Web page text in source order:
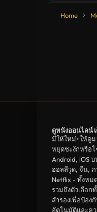
Home
ดูหนังออนไลน์
มีให้ใหม่ๆให้ดูม
หยุดชะงักหรือ
Android, iOS
ฮอลลีวูด, จีน,
Netflix - ทั้งหม
รวมถึงตัวเลือก
สำรองเพื่อป้อ
อัตโนมัติและค